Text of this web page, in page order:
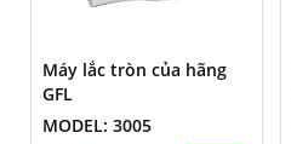
Máy lắc tròn của hãng
GFL
MODEL: 3005